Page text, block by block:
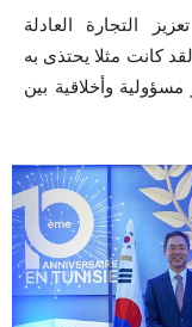
التجارة العادلة
كانت مثلا يحتذى به
وأخلاقية بين